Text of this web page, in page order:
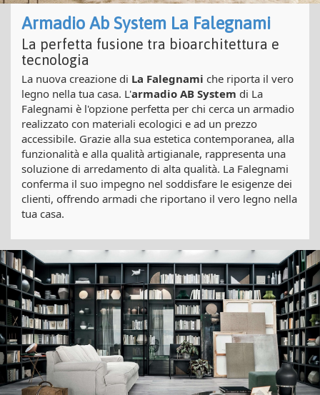
Armadio Ab System La Falegnami
La perfetta fusione tra bioarchitettura e
tecnologia
La nuova creazione di La Falegnami che riporta il vero
legno nella tua casa. L'armadio AB System di La
Falegnami è l'opzione perfetta per chi cerca un armadio
realizzato con materiali ecologici e ad un prezzo
accessibile. Grazie alla sua estetica contemporanea, alla
funzionalità e alla qualità artigianale, rappresenta una
soluzione di arredamento di alta qualità. La Falegnami
conferma il suo impegno nel soddisfare le esigenze dei
clienti, offrendo armadi che riportano il vero legno nella
tua casa.